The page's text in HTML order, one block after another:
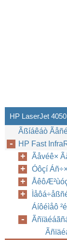
HP LaserJet
Ãßíáêáò
HP Fast
Ãåvéê×
Óôçí Áñ÷×
Áíôéìåô